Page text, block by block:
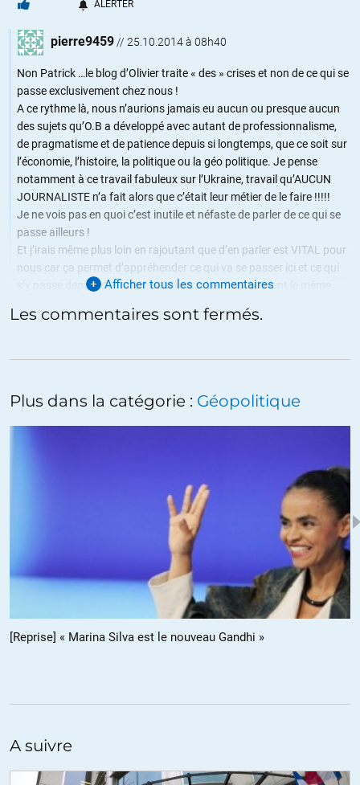
ALERTER
pierre9459 // 25.10.2014 à 08h40
Non Patrick …le blog d’Olivier traite « des » crises et non de ce qui se
passe exclusivement chez nous !
A ce rythme là, nous n’aurions jamais eu aucun ou presque aucun
des sujets qu’O.B a développé avec autant de professionnalisme,
de pragmatisme et de patience depuis si longtemps, que ce soit sur
l’économie, l’histoire, la politique ou la géo politique. Je pense
notamment à ce travail fabuleux sur l’Ukraine, travail qu’AUCUN
JOURNALISTE n’a fait alors que c’était leur métier de le faire !!!!!
Je ne vois pas en quoi c’est inutile et néfaste de parler de ce qui se
passe ailleurs !
Et j’irais même plus loin en rajoutant que d’en parler est VITAL pour
nous car ça permet d’appréhender ce qui va se passer ici et ce qui
s’y passe depuis des lustres d’ailleurs car c’est souvent le même
Ne jamais se renfermer sur soi-même car c’est le meilleur moyen
Au contraire, Patrick, c’est ne pas s’intéresser à ce qui se passe
Le néolibéralisme, qui paupérise les sociétés partout où il passe, est
le schéma de base de la mondialisation actuelle. Vous savez, ce
truc que les médias mainstream tentent de nous vendre comme du
« progrès » et « la marche inéluctable du monde » ? Ici comme au
Brésil, en Argentine, en Ukraine de l’ouest, aux States dans des villes
comme Detroit, dans le UK ou en Grèce, etc, que ce soit en plus light
ou en pire, ce sont les mêmes causes et les mêmes effets. C’est déjà
sur les talons du néolibéralisme.
Afficher tous les commentaires
Les commentaires sont fermés.
Plus dans la catégorie : Géopolitique
[Reprise] « Marina Silva est le nouveau Gandhi »
A suivre